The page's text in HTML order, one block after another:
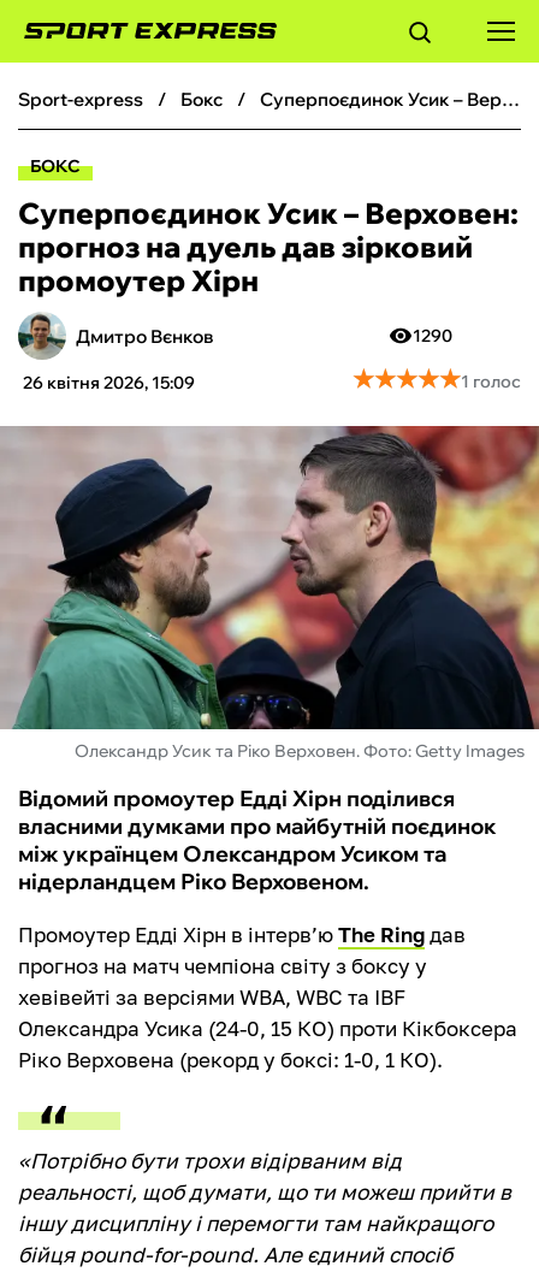
ФУТБОЛ
БОКС
ХОКЕЙ
ТЕНІС
КІБЕРСПОРТ
ЧС-2026
ФУТЗАЛ
ІНШІ
БУКМЕКЕРИ
sport-express бокс Суперпоєдинок Усик – Верховен: прогноз на дуель дав зірковий промоутер Хірн
БОКС
Суперпоєдинок Усик – Верховен:
прогноз на дуель дав зірковий
промоутер Хірн
Дмитро Вєнков
26 квітня 2026, 15:09
1290
★★★★★
★★★★★1 голос
Олександр Усик та Ріко Верховен. Фото: Getty Images
Відомий промоутер Едді Хірн поділився
власними думками про майбутній поєдинок
між українцем Олександром Усиком та
нідерландцем Ріко Верховеном.
Промоутер Едді Хірн в інтерв’юThe Ringдав
прогноз на матч чемпіона світу з боксу у
хевівейті за версіями WBA, WBC та IBF
Олександра Усика (24-0, 15 КО) проти Кікбоксера
Ріко Верховена (рекорд у боксі: 1-0, 1 КО).
«Потрібно бути трохи відірваним від
реальності, щоб думати, що ти можеш прийти в
іншу дисципліну і перемогти там найкращого
бійця pound-for-pound. Але єдиний спосіб